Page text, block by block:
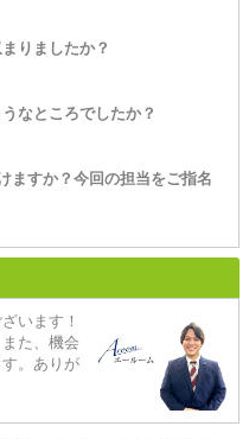
りましたか？
なところでしたか？
ますか？今回の担当をご指名
います！
た、機会
。ありが